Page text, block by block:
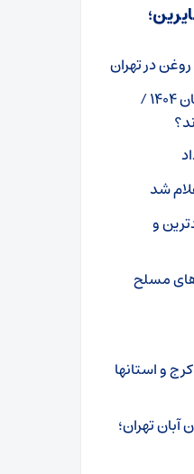
در تهران
پیش‌بینی بورس فردا سه‌شنبه ۲۰ آبان ۱۴۰۴ /
شد
و
مسلح
و استانها
تهران؛